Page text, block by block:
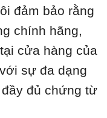
đảm bảo rằng
chính hãng,
cửa hàng của
sự đa dạng
đủ chứng từ